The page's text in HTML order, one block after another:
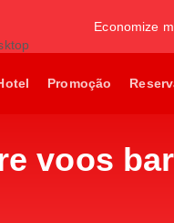
Economize
Promoção
voos